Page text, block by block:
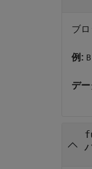
ブ
例:
デ